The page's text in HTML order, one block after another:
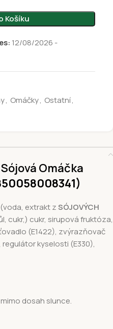
Košíku
12/08/2026 -
, Omáčky, Ostatní,
Omáčka
)
extrakt zSÓJOVÝCH
cukr,) cukr, sirupová fruktóza,
(E1422), zvýrazňovač
regulátor kyselosti (E330),
dosah slunce.